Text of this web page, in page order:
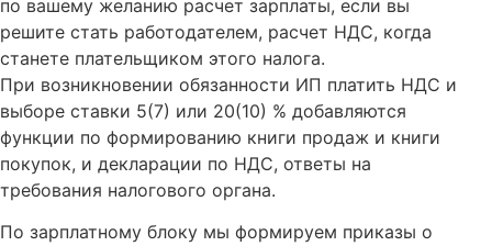
по вашему желанию расчет зарплаты, если вы
решите стать работодателем, расчет НДС, когда
станете плательщиком этого налога.
При возникновении обязанности ИП платить НДС и
выборе ставки 5(7) или 20(10) % добавляются
функции по формированию книги продаж и книги
покупок, и декларации по НДС, ответы на
требования налогового органа.
По зарплатному блоку мы формируем приказы о